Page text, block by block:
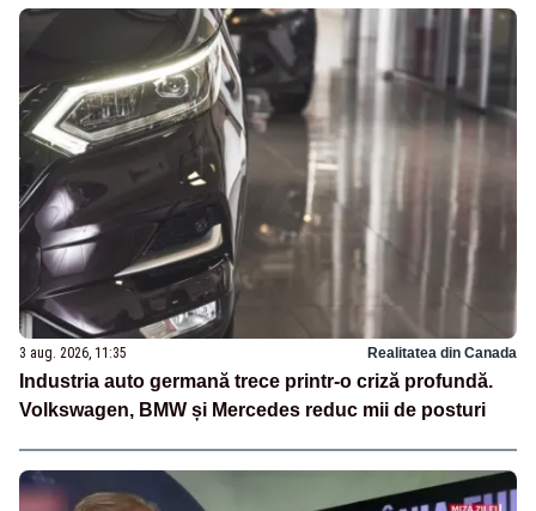
3 aug. 2026, 11:35 Realitatea din Canada
Industria auto germană trece printr-o criză profundă.
Volkswagen, BMW și Mercedes reduc mii de posturi